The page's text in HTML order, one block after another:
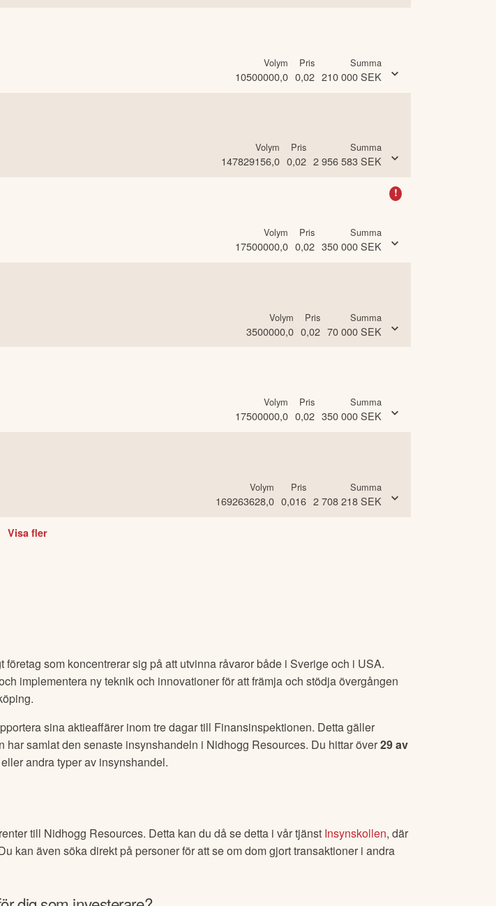
Volym
10500000,0
Pris
0,02
Summa
210 000 SEK
Volym
147829156,0
Pris
0,02
Summa
2 956 583 SEK
!
Volym
17500000,0
Pris
0,02
Summa
350 000 SEK
Volym
3500000,0
Pris
0,02
Summa
70 000 SEK
Volym
17500000,0
Pris
0,02
Summa
350 000 SEK
Volym
169263628,0
Pris
0,016
Summa
2 708 218 SEK
Visa fler
som koncentrerar sig på att utvinna råvaror både i Sverige och i USA.
implementera ny teknik och innovationer för att främja och stödja övergången
sina aktieaffärer inom tre dagar till Finansinspektionen. Detta gäller
har samlat den senaste insynshandeln i Nidhogg Resources. Du hittar över29av
andra typer av insynshandel.
till Nidhogg Resources. Detta kan du då se detta i vår tjänst Insynskollen, där
kan även söka direkt på personer för att se om dom gjort transaktioner i andra